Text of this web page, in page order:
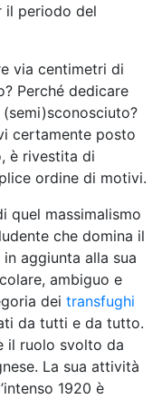
il periodo del
via centimetri di
Perché dedicare
certamente posto
è rivestita di
ordine di motivi.
quel massimalismo
che domina il
aggiunta alla sua
ambiguo e
dei transfughi
da tutti e da tutto.
il ruolo svolto da
La sua attività
1920 è